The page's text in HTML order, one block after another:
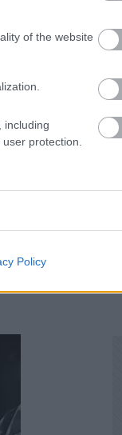
of the website
including
protection.
Policy